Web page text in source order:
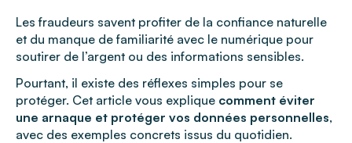
Les fraudeurs savent profiter de la confiance naturelle
et du manque de familiarité avec le numérique pour
soutirer de l’argent ou des informations sensibles.
Pourtant, il existe des réflexes simples pour se
protéger. Cet article vous explique comment éviter
une arnaque et protéger vos données personnelles,
avec des exemples concrets issus du quotidien.